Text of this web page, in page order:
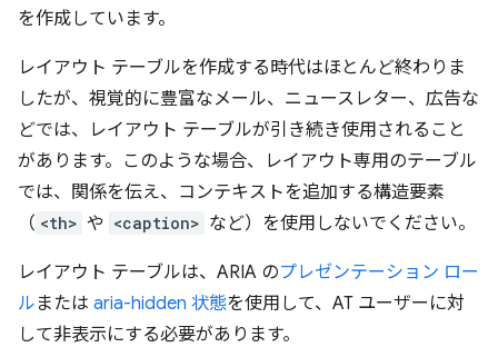
を作成しています。
レイアウト テーブルを作成する時代はほとんど終わりま
したが、視覚的に豊富なメール、ニュースレター、広告な
どでは、レイアウト テーブルが引き続き使用されること
があります。このような場合、レイアウト専用のテーブル
では、関係を伝え、コンテキストを追加する構造要素
（ <th> や <caption> など）を使用しないでください。
レイアウト テーブルは、ARIA のプレゼンテーション ロー
ル または aria-hidden 状態を使用して、AT ユーザーに対
して非表示にする必要があります。